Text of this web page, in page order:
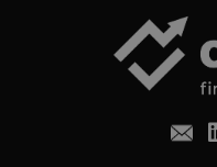
G_ENABLED_IDPS
laravel_session
Google Privacy Policy